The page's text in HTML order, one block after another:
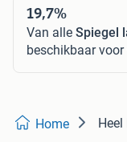
19,7%
Van alle Spiegel
beschikbaar voor
Home